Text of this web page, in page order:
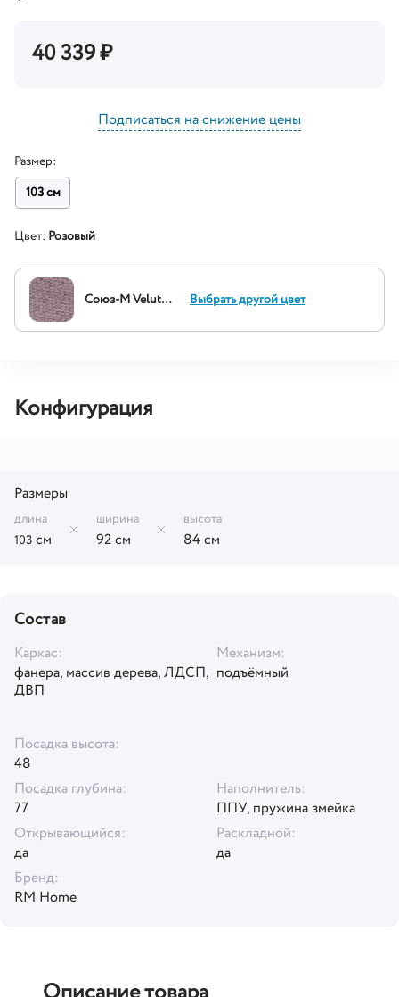
40 339₽
Подписаться на снижение цены
Размер:
103 см
Цвет: Розовый
Союз-М Velutto 37 Выбрать другой цвет
Конфигурация
Размеры
длина
103 см
ширина
92 см
высота
84 см
Состав
Каркас:
фанера, массив дерева, ЛДСП,
ДВП
Механизм:
подъёмный
Посадка высота:
48
Посадка глубина:
77
Наполнитель:
ППУ, пружина змейка
Открывающийся:
да
Раскладной:
да
Бренд:
RM Home